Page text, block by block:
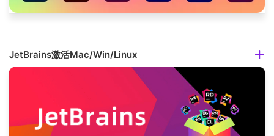
JetBrains激活Mac/Win/Linux